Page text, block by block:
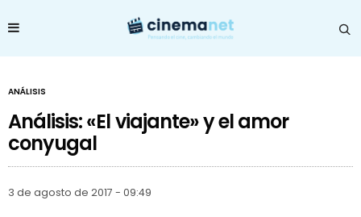
ANÁLISIS
Análisis: «El viajante» y el amor
conyugal
3 de agosto de 2017 - 09:49